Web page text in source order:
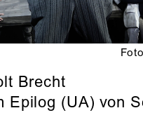
Brecht
Epilog (UA) von